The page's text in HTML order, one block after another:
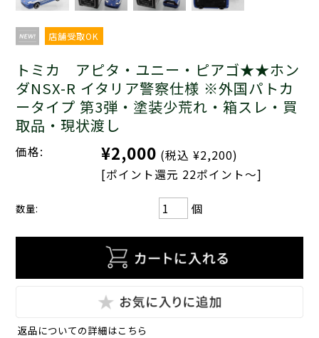
店舗受取OK
トミカ アピタ・ユニー・ピアゴ★★ホン
ダNSX-R イタリア警察仕様 ※外国パトカ
ータイプ 第3弾・塗装少荒れ・箱スレ・買
取品・現状渡し
価格: ¥2,000 (税込 ¥2,200)
[ポイント還元 22ポイント～]
数量: 個
返品についての詳細はこちら